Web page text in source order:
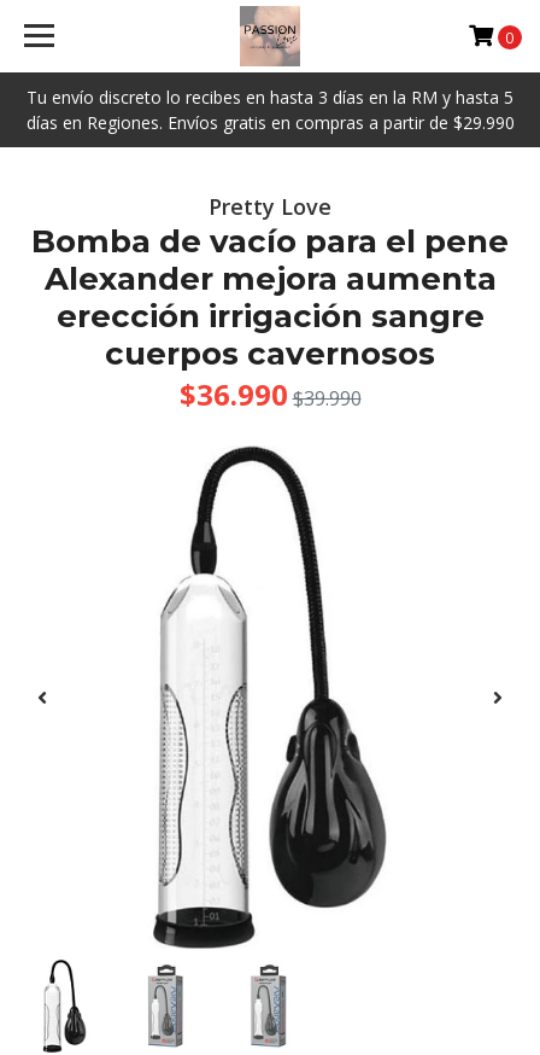
Tu envío discreto lo recibes en hasta 3 días en la RM y hasta 5
días en Regiones. Envíos gratis en compras a partir de $29.990
0
Pretty Love
Bomba de vacío para el pene
Alexander mejora aumenta
erección irrigación sangre
cuerpos cavernosos
$36.990 $39.990